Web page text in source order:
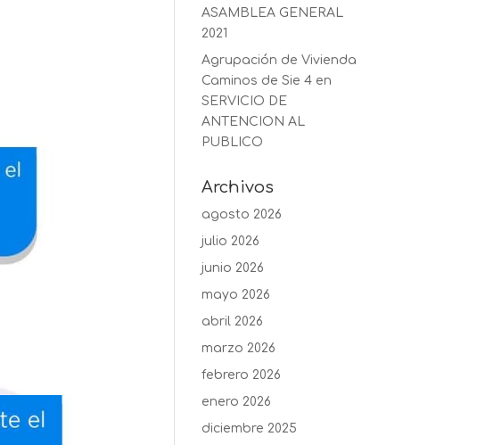
ASAMBLEA GENERAL
2021
Agrupación de Vivienda
Caminos de Sie 4 en
SERVICIO DE
ANTENCION AL
PUBLICO
Archivos
agosto 2026
julio 2026
junio 2026
mayo 2026
abril 2026
marzo 2026
febrero 2026
enero 2026
diciembre 2025